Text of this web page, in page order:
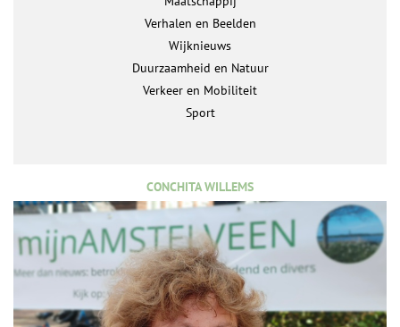
Verhalen en Beelden
Wijknieuws
Duurzaamheid en Natuur
Verkeer en Mobiliteit
Sport
CONCHITA WILLEMS